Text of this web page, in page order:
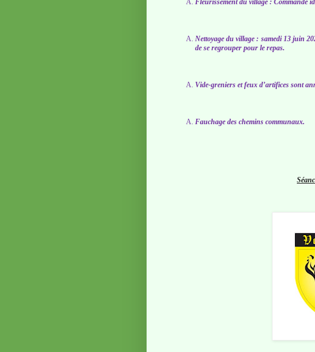
Fleurissement du village : Commande
Nettoyage du village : samedi 13 juin
de se regrouper pour le repas.
Vide-greniers et feux d’artifices sont
Fauchage des chemins communaux.